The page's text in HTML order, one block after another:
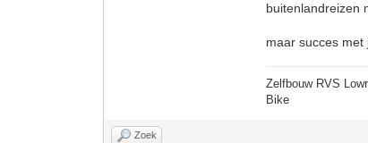
buitenlandreizen
maar succes met
Zelfbouw RVS
Bike
Zoek